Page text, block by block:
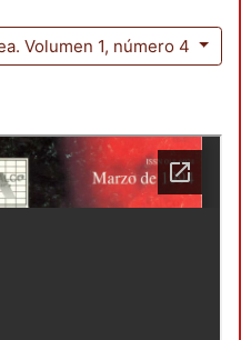
Volumen 1, número 4